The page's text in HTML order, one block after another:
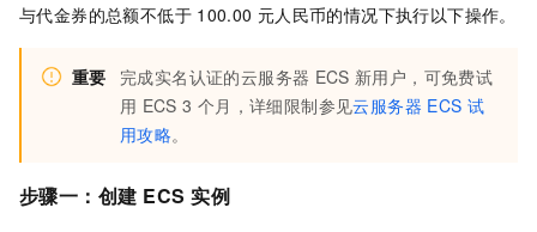
与代金券的总额不低于 100.00 元人民币的情况下执行以下操作。
重要 完成实名认证的云服务器 ECS 新用户，可免费试
用 ECS 3 个月，详细限制参见云服务器 ECS 试
用攻略。
步骤一：创建 ECS 实例